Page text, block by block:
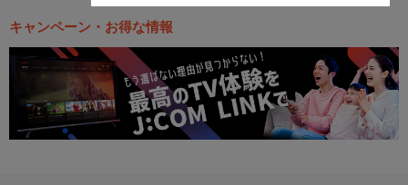
キャンペーン・お得な情報